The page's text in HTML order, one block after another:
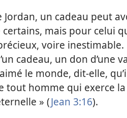
un cadeau peut
mais pour celui
voire inestimable.
cadeau, un don d’une
le monde, dit-​elle,
tout homme qui exerce
» (Jean 3:16).